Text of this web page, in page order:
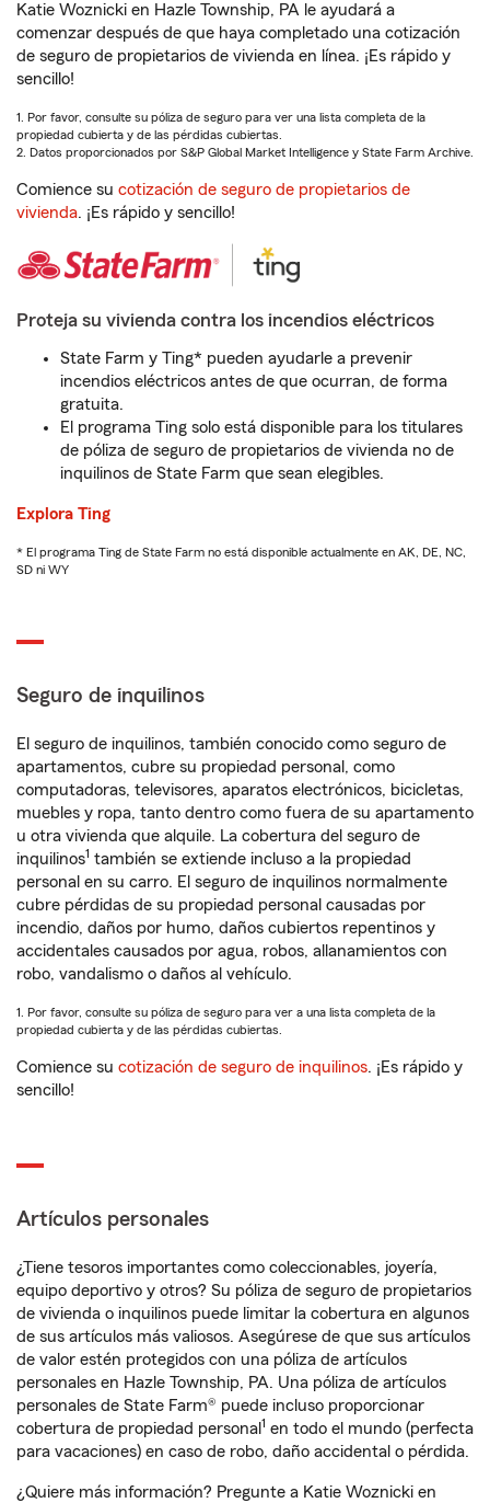
Katie Woznicki en Hazle Township, PA le ayudará a
comenzar después de que haya completado una cotización
de seguro de propietarios de vivienda en línea. ¡Es rápido y
sencillo!
1. Por favor, consulte su póliza de seguro para ver una lista completa de la
propiedad cubierta y de las pérdidas cubiertas.
2. Datos proporcionados por S&P Global Market Intelligence y State Farm Archive.
Comience su cotización de seguro de propietarios de
vivienda. ¡Es rápido y sencillo!
Proteja su vivienda contra los incendios eléctricos
State Farm y Ting* pueden ayudarle a prevenir
incendios eléctricos antes de que ocurran, de forma
gratuita.
El programa Ting solo está disponible para los titulares
de póliza de seguro de propietarios de vivienda no de
inquilinos de State Farm que sean elegibles.
Explora Ting
* El programa Ting de State Farm no está disponible actualmente en AK, DE, NC,
SD ni WY
Seguro de inquilinos
El seguro de inquilinos, también conocido como seguro de
apartamentos, cubre su propiedad personal, como
computadoras, televisores, aparatos electrónicos, bicicletas,
muebles y ropa, tanto dentro como fuera de su apartamento
u otra vivienda que alquile. La cobertura del seguro de
inquilinos1 también se extiende incluso a la propiedad
personal en su carro. El seguro de inquilinos normalmente
cubre pérdidas de su propiedad personal causadas por
incendio, daños por humo, daños cubiertos repentinos y
accidentales causados por agua, robos, allanamientos con
robo, vandalismo o daños al vehículo.
1. Por favor, consulte su póliza de seguro para ver a una lista completa de la
propiedad cubierta y de las pérdidas cubiertas.
Comience su cotización de seguro de inquilinos. ¡Es rápido y
sencillo!
Artículos personales
¿Tiene tesoros importantes como coleccionables, joyería,
equipo deportivo y otros? Su póliza de seguro de propietarios
de vivienda o inquilinos puede limitar la cobertura en algunos
de sus artículos más valiosos. Asegúrese de que sus artículos
de valor estén protegidos con una póliza de artículos
personales en Hazle Township, PA. Una póliza de artículos
personales de State Farm® puede incluso proporcionar
cobertura de propiedad personal 1 en todo el mundo (perfecta
para vacaciones) en caso de robo, daño accidental o pérdida.
¿Quiere más información? Pregunte a Katie Woznicki en